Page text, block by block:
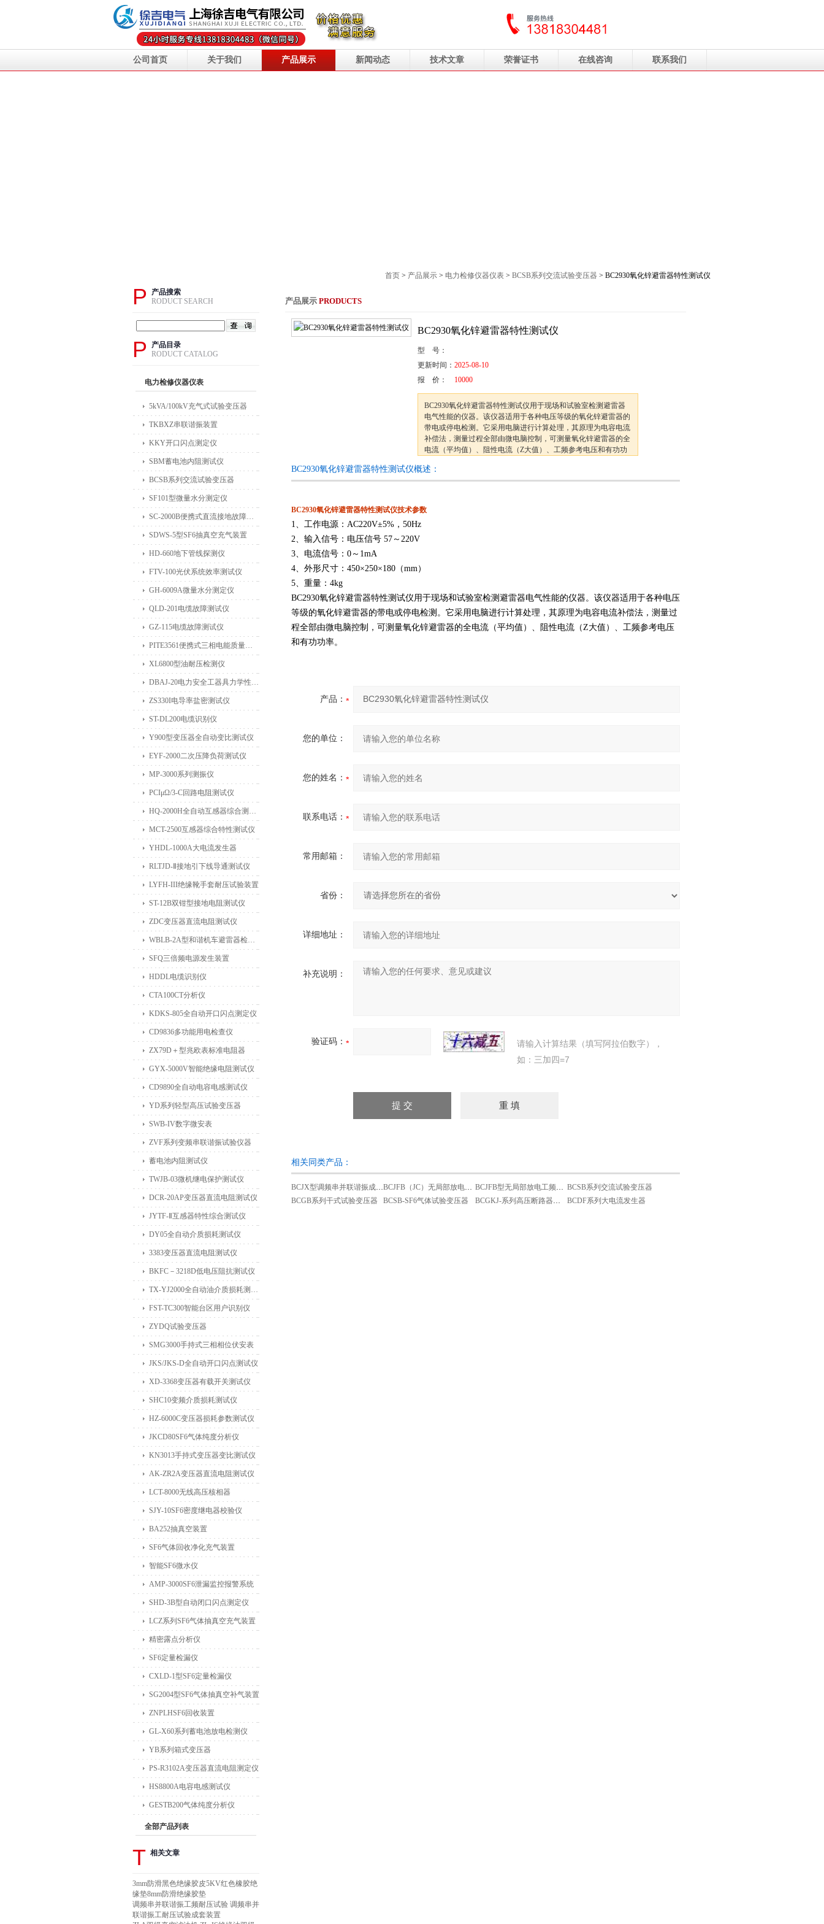
公司首页 关于我们 产品展示 新闻动态 技术文章 荣誉证书 在线咨询 联系我们
首页 > 产品展示 > 电力检修仪器仪表 > BCSB系列交流试验变压器 > BC2930氧化锌避雷器特性测试仪
产品展示 PRODUCTS
BC2930氧化锌避雷器特性测试仪
型 号：
更新时间： 2025-08-10
报 价：
10000
BC2930氧化锌避雷器特性测试仪用于现场和试验室检测避雷器
电气性能的仪器。该仪器适用于各种电压等级的氧化锌避雷器的
带电或停电检测。它采用电脑进行计算处理，其原理为电容电流
补偿法，测量过程全部由微电脑控制，可测量氧化锌避雷器的全
电流（平均值）、阻性电流（Z大值）、工频参考电压和有功功
BC2930氧化锌避雷器特性测试仪概述：
BC2930氧化锌避雷器特性测试仪技术参数
1、工作电源：AC220V±5%，50Hz
2、输入信号：电压信号 57～220V
3、电流信号：0～1mA
4、外形尺寸：450×250×180（mm）
5、重量：4kg
BC2930氧化锌避雷器特性测试仪用于现场和试验室检测避雷器电气性能的仪器。该仪器适用于各种电压
等级的氧化锌避雷器的带电或停电检测。它采用电脑进行计算处理，其原理为电容电流补偿法，测量过
程全部由微电脑控制，可测量氧化锌避雷器的全电流（平均值）、阻性电流（Z大值）、工频参考电压
和有功功率。
产品：
您的单位：
您的姓名：
联系电话：
常用邮箱：
省份：
详细地址：
补充说明：
验证码：
请输入计算结果（填写阿拉伯数字），
如：三加四=7
相关同类产品：
BCJX型调频串并联谐振成套试验装置 BCJFB（JC）无局部放电串激式工频试验变压器 BCJFB型无局部放电工频试验变压器 BCSB系列交流试验变压器
BCGB系列干式试验变压器
BCSB-SF6气体试验变压器 BCGKJ-系列高压断路器断口耐压试验机 BCDF系列大电流发生器
P
产品搜索
RODUCT SEARCH
P
产品目录
RODUCT CATALOG
电力检修仪器仪表
5kVA/100kV充气式试验变压器
TKBXZ串联谐振装置
KKY开口闪点测定仪
SBM蓄电池内阻测试仪
BCSB系列交流试验变压器
SF101型微量水分测定仪
SC-2000B便携式直流接地故障检测仪
SDWS-5型SF6抽真空充气装置
HD-660地下管线探测仪
FTV-100光伏系统效率测试仪
GH-6009A微量水分测定仪
QLD-201电缆故障测试仪
GZ-115电缆故障测试仪
PITE3561便携式三相电能质量分析仪
XL6800型油耐压检测仪
DBAJ-20电力安全工器具力学性能试验机
ZS330I电导率盐密测试仪
ST-DL200电缆识别仪
Y900型变压器全自动变比测试仪
EYF-2000二次压降负荷测试仪
MP-3000系列测振仪
PCIμΩ/3-C回路电阻测试仪
HQ-2000H全自动互感器综合测试仪
MCT-2500互感器综合特性测试仪
YHDL-1000A大电流发生器
RLTJD-Ⅱ接地引下线导通测试仪
LYFH-III绝缘靴手套耐压试验装置
ST-12B双钳型接地电阻测试仪
ZDC变压器直流电阻测试仪
WBLB-2A型和谐机车避雷器检测仪
SFQ三倍频电源发生装置
HDDL电缆识别仪
CTA100CT分析仪
KDKS-805全自动开口闪点测定仪
CD9836多功能用电检查仪
ZX79D＋型兆欧表标准电阻器
GYX-5000V智能绝缘电阻测试仪
CD9890全自动电容电感测试仪
YD系列轻型高压试验变压器
SWB-IV数字微安表
ZVF系列变频串联谐振试验仪器
蓄电池内阻测试仪
TWJB-03微机继电保护测试仪
DCR-20AP变压器直流电阻测试仪
JYTF-Ⅱ互感器特性综合测试仪
DY05全自动介质损耗测试仪
3383变压器直流电阻测试仪
BKFC－3218D低电压阻抗测试仪
TX-YJ2000全自动油介质损耗测试仪
FST-TC300智能台区用户识别仪
ZYDQ试验变压器
SMG3000手持式三相相位伏安表
JKS/JKS-D全自动开口闪点测试仪
XD-3368变压器有载开关测试仪
SHC10变频介质损耗测试仪
HZ-6000C变压器损耗参数测试仪
JKCD80SF6气体纯度分析仪
KN3013手持式变压器变比测试仪
AK-ZR2A变压器直流电阻测试仪
LCT-8000无线高压核相器
SJY-10SF6密度继电器校验仪
BA252抽真空装置
SF6气体回收净化充气装置
智能SF6微水仪
AMP-3000SF6泄漏监控报警系统
SHD-3B型自动闭口闪点测定仪
LCZ系列SF6气体抽真空充气装置
精密露点分析仪
SF6定量检漏仪
CXLD-1型SF6定量检漏仪
SG2004型SF6气体抽真空补气装置
ZNPLHSF6回收装置
GL-X60系列蓄电池放电检测仪
YB系列箱式变压器
PS-R3102A变压器直流电阻测定仪
HS8800A电容电感测试仪
GESTB200气体纯度分析仪
全部产品列表
T 相关文章
3mm防滑黑色绝缘胶皮5KV红色橡胶绝
缘垫8mm防滑绝缘胶垫
调频串并联谐振工频耐压试验 调频串并
联谐振工耐压试验成套装置